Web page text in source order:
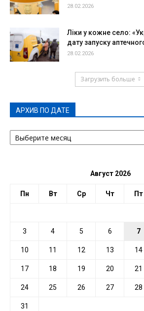
28.02.2026
Ліки у кожне село:
дату запуску
28.02.2026
Загрузить больше
АРХИВ ПО ДАТЕ
АРХИВ
ПО
Август 2026
Пн Вт Ср Чт Пт
3 4 5 6 7
10 11 12 13 14
17 18 19 20 21
24 25 26 27 28
31